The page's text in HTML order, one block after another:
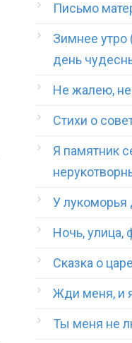
Письмо
Зимнее утро
день
Не жалею, не
Стихи о
Я памятник
У лукоморья
Ночь, улица,
Сказка о
Жди меня, и
Ты меня не